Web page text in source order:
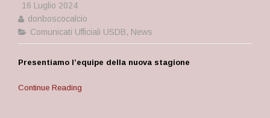
16 Luglio 2024
donboscocalcio
Comunicati Ufficiali USDB, News
Presentiamo l’equipe della nuova stagione
Continue Reading